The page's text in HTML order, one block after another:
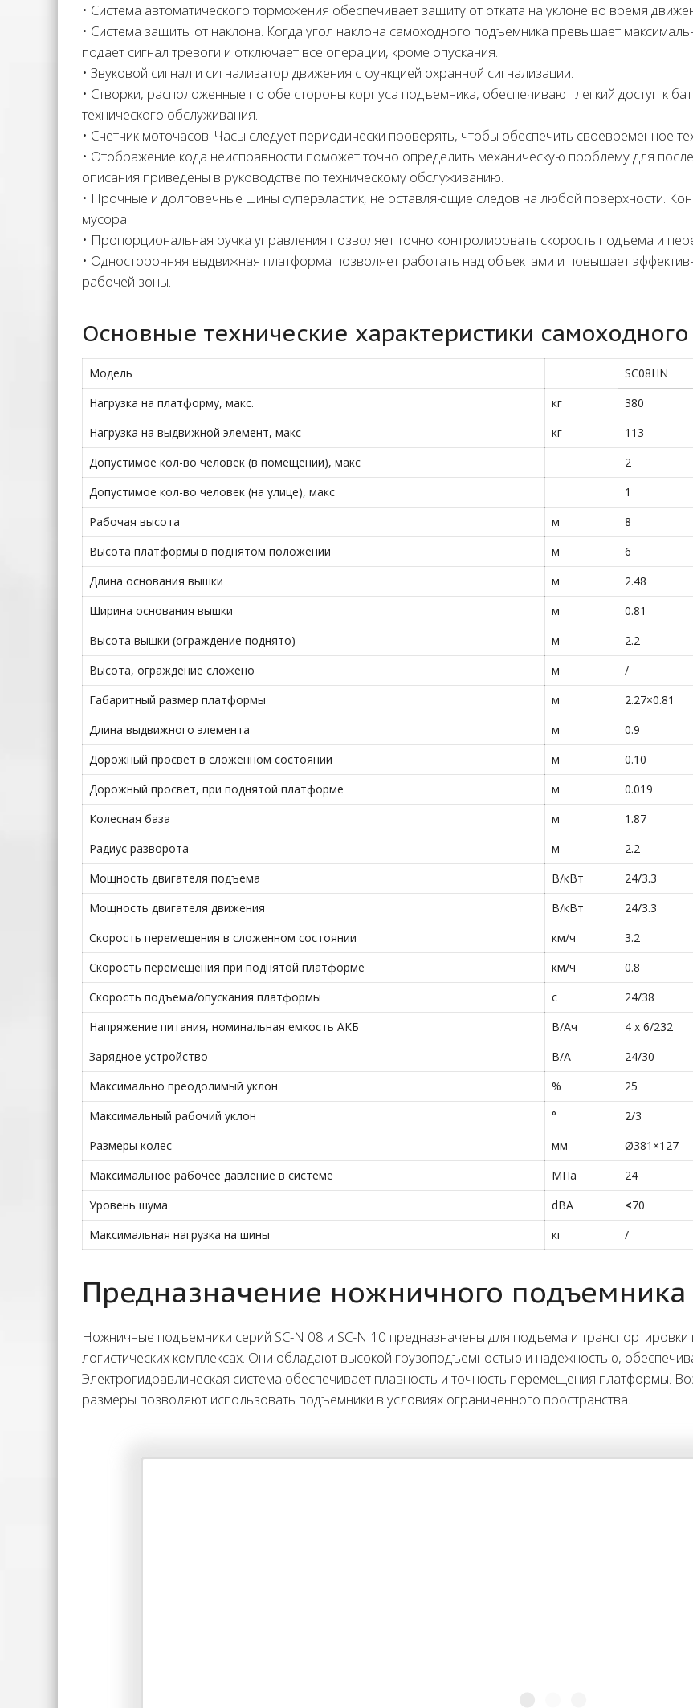
• Система автоматического торможения обеспечивает защиту от отката на уклоне во время
• Система защиты от наклона. Когда угол наклона самоходного подъемника превышает
подает сигнал тревоги и отключает все операции, кроме опускания.
• Звуковой сигнал и сигнализатор движения с функцией охранной сигнализации.
• Створки, расположенные по обе стороны корпуса подъемника, обеспечивают легкий доступ к
технического обслуживания.
• Счетчик моточасов. Часы следует периодически проверять, чтобы обеспечить своевременное
• Отображение кода неисправности поможет точно определить механическую проблему для
описания приведены в руководстве по техническому обслуживанию.
• Прочные и долговечные шины суперэластик, не оставляющие следов на любой поверхности.
мусора.
• Пропорциональная ручка управления позволяет точно контролировать скорость подъема и
• Односторонняя выдвижная платформа позволяет работать над объектами и повышает
рабочей зоны.
Основные технические характеристики
Модель SC08HN
Нагрузка на платформу, макс.
кг 380
Нагрузка на выдвижной элемент, макс
кг 113
Допустимое кол-во человек (в помещении), макс
2
Допустимое кол-во человек (на улице), макс
1
Рабочая высота
м 8
Высота платформы в поднятом положении
м 6
Длина основания вышки
м 2.48
Ширина основания вышки
м 0.81
Высота вышки (ограждение поднято)
м 2.2
Высота, ограждение сложено
м /
Габаритный размер платформы
м 2.27×0.81
Длина выдвижного элемента
м 0.9
Дорожный просвет в сложенном состоянии
м 0.10
Дорожный просвет, при поднятой платформе
м 0.019
Колесная база
м 1.87
Радиус разворота
м 2.2
Мощность двигателя подъема
В/кВт 24/3.3
Мощность двигателя движения
В/кВт 24/3.3
Скорость перемещения в сложенном состоянии
км/ч 3.2
Скорость перемещения при поднятой платформе
км/ч 0.8
Скорость подъема/опускания платформы
с 24/38
Напряжение питания, номинальная емкость АКБ
В/Ач 4 x 6/232
Зарядное устройство
В/А 24/30
Максимально преодолимый уклон
% 25
Максимальный рабочий уклон
° 2/3
Размеры колес
мм Ø381×127
Максимальное рабочее давление в системе
МПа 24
Уровень шума
dBA <70
Максимальная нагрузка на шины
кг /
Предназначение ножничного подъемника
Ножничные подъемники серий SC-N 08 и SC-N 10 предназначены для подъема и транспортировки
логистических комплексах. Они обладают высокой грузоподъемностью и надежностью,
Электрогидравлическая система обеспечивает плавность и точность перемещения платформы.
размеры позволяют использовать подъемники в условиях ограниченного пространства.